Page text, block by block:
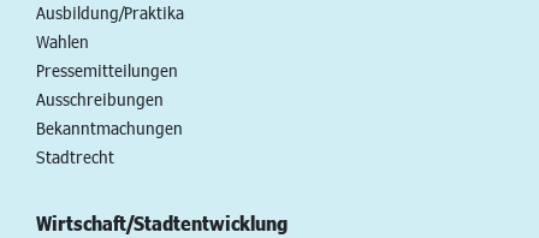
Ausbildung/Praktika
Wahlen
Pressemitteilungen
Ausschreibungen
Bekanntmachungen
Stadtrecht
Wirtschaft/Stadtentwicklung